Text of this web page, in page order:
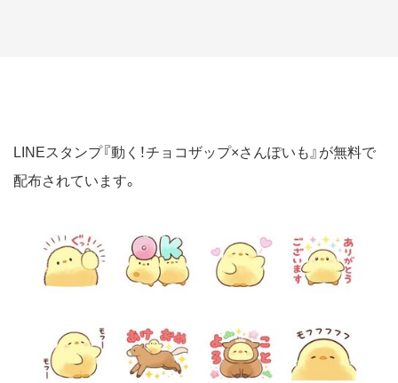
LINEスタンプ『動く！チョコザップ×さんぽいも』が無料で
配布されています。